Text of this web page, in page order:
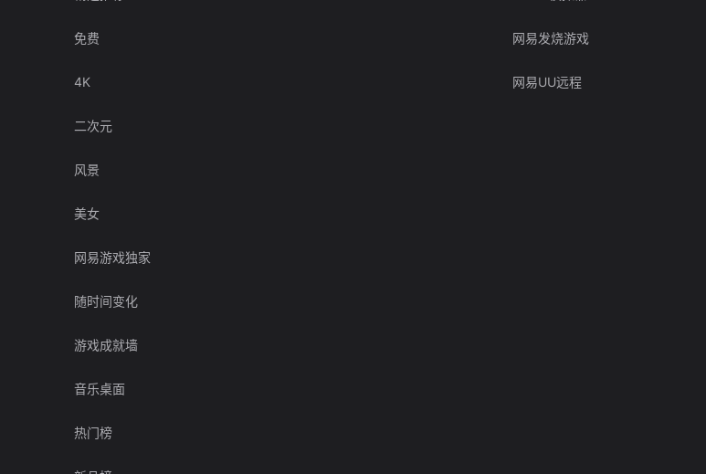
免费
4K
二次元
风景
美女
网易游戏独家
随时间变化
游戏成就墙
音乐桌面
热门榜
网易发烧游戏
网易UU远程